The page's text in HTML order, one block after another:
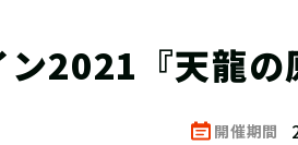
2021『天龍
開催期間